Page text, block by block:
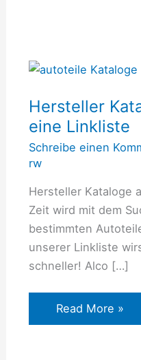
Hersteller
eine Linkliste
Schreibe einen
rw
Hersteller Kataloge
Zeit wird mit dem
bestimmten
unserer Linkliste
schneller! Alco […]
Hersteller
als
PDF
–
Read More »